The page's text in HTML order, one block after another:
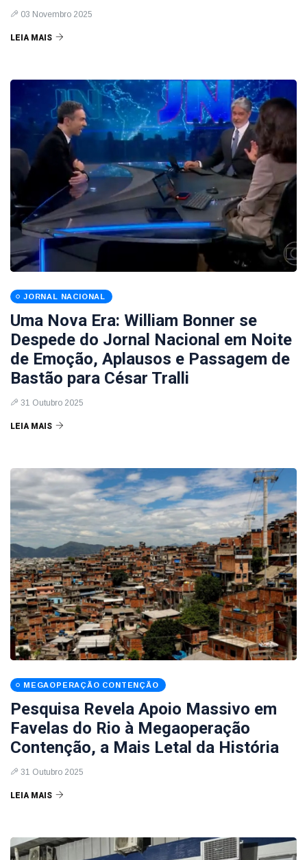
03 Novembro 2025
LEIA MAIS
JORNAL NACIONAL
Uma Nova Era: William Bonner se
Despede do Jornal Nacional em Noite
de Emoção, Aplausos e Passagem de
Bastão para César Tralli
31 Outubro 2025
LEIA MAIS
MEGAOPERAÇÃO CONTENÇÃO
Pesquisa Revela Apoio Massivo em
Favelas do Rio à Megaoperação
Contenção, a Mais Letal da História
31 Outubro 2025
LEIA MAIS